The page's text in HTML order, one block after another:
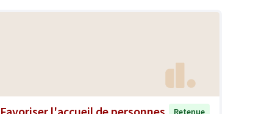
Retenue